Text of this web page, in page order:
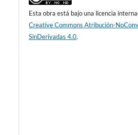
Esta obra está bajo una licencia
Creative Commons Atribución-
SinDerivadas 4.0.